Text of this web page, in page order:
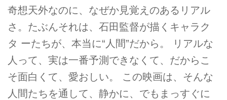
奇想天外なのに、なぜか見覚えのあるリアル
さ。たぶんそれは、石田監督が描くキャラク
タ ーたちが、本当に“人間”だから。 リアルな
人って、実は一番予測できなくて、だからこ
そ面白くて、愛おしい。 この映画は、そんな
人間たちを通して、静かに、でもまっすぐに